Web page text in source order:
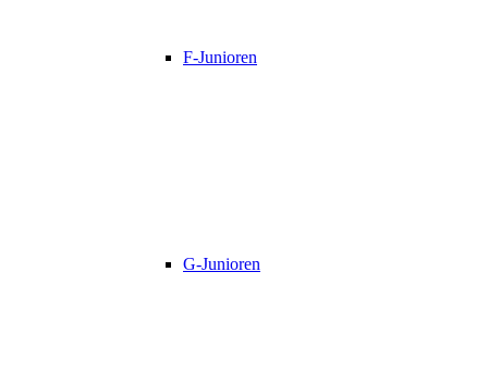
F-Junioren
G-Junioren